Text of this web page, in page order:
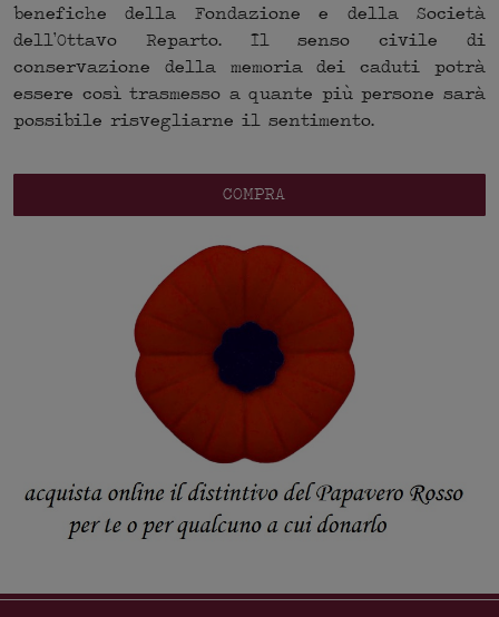
benefiche della Fondazione e della Società
dell’Ottavo Reparto. Il senso civile di
conservazione della memoria dei caduti potrà
essere così trasmesso a quante più persone sarà
possibile risvegliarne il sentimento.
COMPRA